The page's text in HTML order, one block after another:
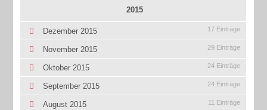
2015
Dezember 2015 17 Einträge
November 2015 29 Einträge
Oktober 2015 24 Einträge
September 2015 24 Einträge
August 2015 11 Einträge